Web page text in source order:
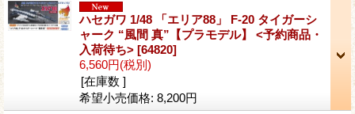
ハセガワ 1/48 「エリア88」 F-20 タイガーシ
ャーク “風間 真”【プラモデル】 <予約商品・
入荷待ち> [64820]
6,560円(税別)
[在庫数 ]
希望小売価格: 8,200円